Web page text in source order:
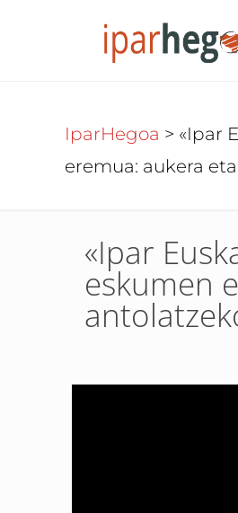
IparHegoa > «Ipar
eremua: aukera
«Ipar
eskumen